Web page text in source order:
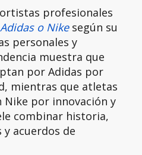
profesionales
Adidas o Nike según su
personales y
muestra que
por Adidas por
mientras que atletas
Nike por innovación y
combinar historia,
acuerdos de